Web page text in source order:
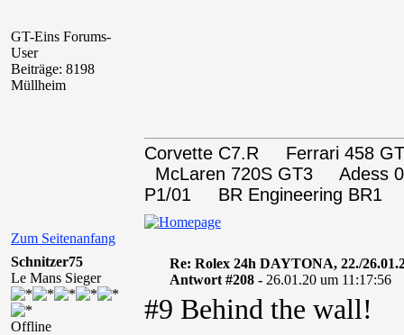
GT-Eins Forums-
User
Beiträge: 8198
Müllheim
Zum Seitenanfang
Corvette C7.R Ferrari 458
McLaren 720S GT3
P1/01 BR Engineering BR1
Schnitzer75
Le Mans Sieger
Offline
Re: Rolex 24h DAYTONA, 22./
Antwort #208 - 26.01.20 um 11:17:56
#9 Behind the wall!